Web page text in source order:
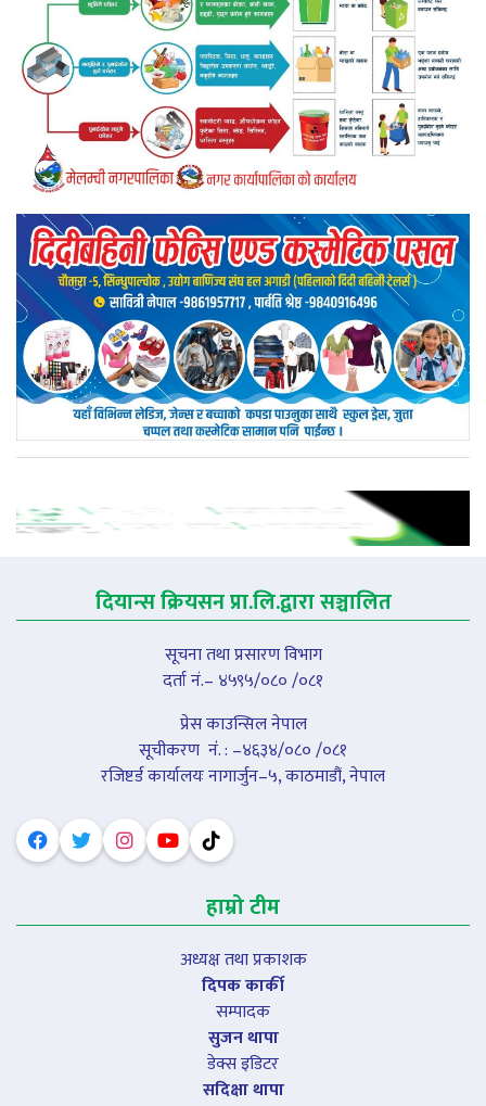
दियान्स क्रियसन प्रा.लि.द्वारा सञ्चालित
सूचना तथा प्रसारण विभाग
दर्ता नं.– ४५९५/०८० /०८१
प्रेस काउन्सिल नेपाल
सूचीकरण नंं. : –४६३४/०८० /०८१
रजिष्टर्ड कार्यालयः नागार्जुन–५, काठमाडौं, नेपाल
हाम्रो टीम
अध्यक्ष तथा प्रकाशक
दिपक कार्की
सम्पादक
सुजन थापा
डेक्स इडिटर
सदिक्षा थापा